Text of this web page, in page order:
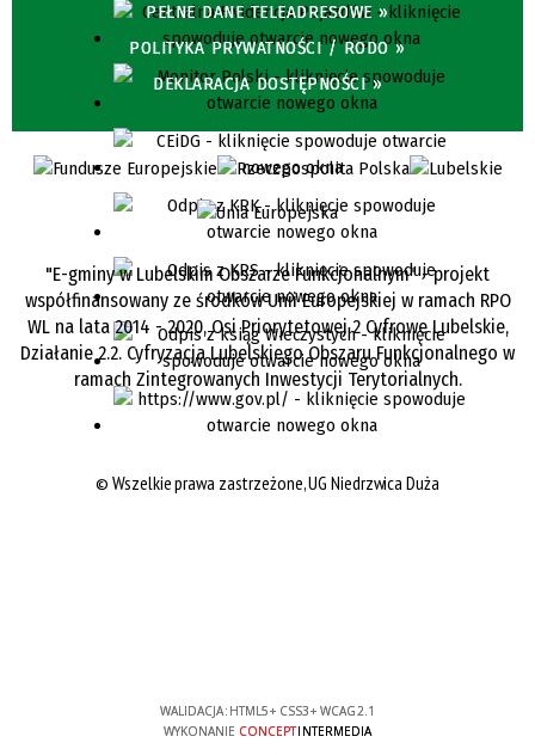
PEŁNE DANE TELEADRESOWE »
POLITYKA PRYWATNOŚCI / RODO »
DEKLARACJA DOSTĘPNOŚCI »
"E-gminy w Lubelskim Obszarze Funkcjonalnym" - projekt
współfinansowany ze środków Unii Europejskiej w ramach RPO
WL na lata 2014 - 2020, Osi Priorytetowej 2 Cyfrowe Lubelskie,
Działanie 2.2. Cyfryzacja Lubelskiego Obszaru Funkcjonalnego w
ramach Zintegrowanych Inwestycji Terytorialnych.
©Wszelkie prawa zastrzeżone, UG Niedrzwica Duża
WALIDACJA: HTML5+ CSS3+ WCAG 2.1
WYKONANIE CONCEPTINTERMEDIA